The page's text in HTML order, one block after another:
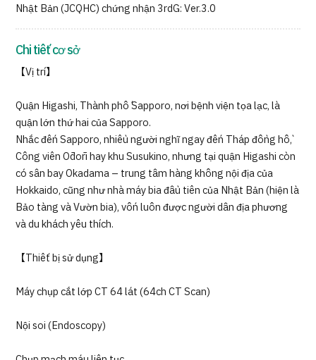
Nhật Bản (JCQHC) chứng nhận 3rdG: Ver.3.0
Chi tiết cơ sở
【Vị trí】
Quận Higashi, Thành phố Sapporo, nơi bệnh viện tọa lạc, là
quận lớn thứ hai của Sapporo.
Nhắc đến Sapporo, nhiều người nghĩ ngay đến Tháp đồng hồ,
Công viên Ōdōri hay khu Susukino, nhưng tại quận Higashi còn
có sân bay Okadama – trung tâm hàng không nội địa của
Hokkaido, cũng như nhà máy bia đầu tiên của Nhật Bản (hiện là
Bảo tàng và Vườn bia), vốn luôn được người dân địa phương
và du khách yêu thích.
【Thiết bị sử dụng】
Máy chụp cắt lớp CT 64 lát (64ch CT Scan)
Nội soi (Endoscopy)